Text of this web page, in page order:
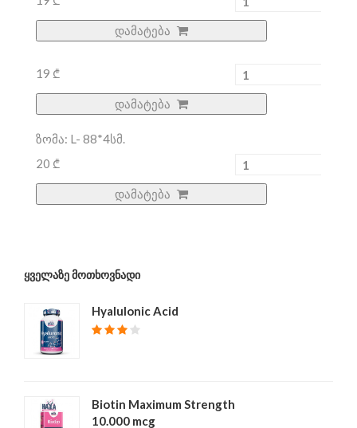
დამატება
19 ₾
დამატება
ზომა: L- 88*4სმ.
20 ₾
დამატება
ᲧᲕᲔᲚᲐᲖᲔ ᲛᲝᲗᲮᲝᲕᲜᲐᲓᲘ
Hyalulonic Acid
Biotin Maximum Strength
10.000 mcg